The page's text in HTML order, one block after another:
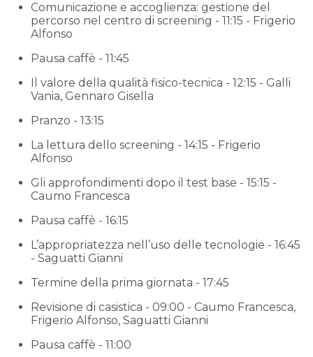
Comunicazione e accoglienza: gestione del
percorso nel centro di screening - 11:15 - Frigerio
Alfonso
Pausa caffè - 11:45
Il valore della qualità fisico-tecnica - 12:15 - Galli
Vania, Gennaro Gisella
Pranzo - 13:15
La lettura dello screening - 14:15 - Frigerio
Alfonso
Gli approfondimenti dopo il test base - 15:15 -
Caumo Francesca
Pausa caffè - 16:15
L’appropriatezza nell’uso delle tecnologie - 16:45
- Saguatti Gianni
Termine della prima giornata - 17:45
Revisione di casistica - 09:00 - Caumo Francesca,
Frigerio Alfonso, Saguatti Gianni
Pausa caffè - 11:00